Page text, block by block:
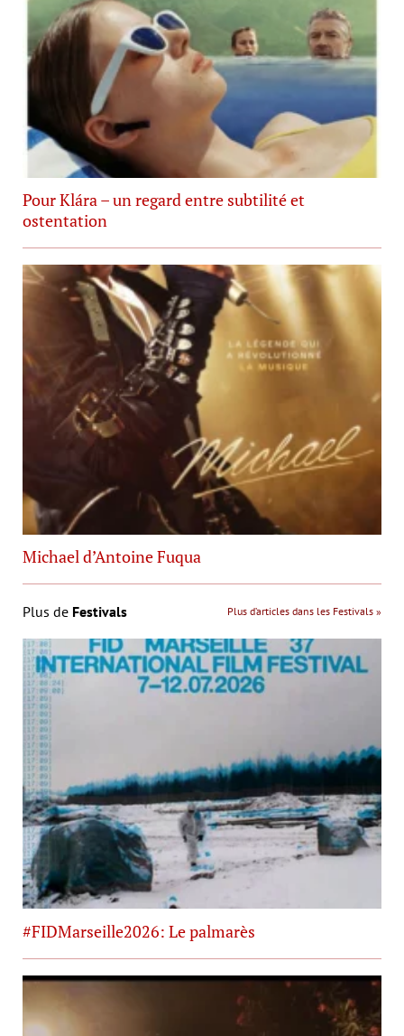
Pour Klára – un regard entre subtilité et
ostentation
Michael d’Antoine Fuqua
Plus de Festivals Plus d’articles dans les Festivals »
#FIDMarseille2026: Le palmarès